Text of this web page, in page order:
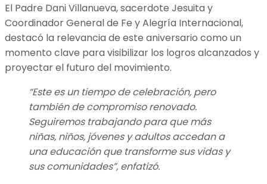
El Padre Dani Villanueva, sacerdote Jesuita y
Coordinador General de Fe y Alegría Internacional,
destacó la relevancia de este aniversario como un
momento clave para visibilizar los logros alcanzados y
proyectar el futuro del movimiento.
“Este es un tiempo de celebración, pero
también de compromiso renovado.
Seguiremos trabajando para que más
niñas, niños, jóvenes y adultos accedan a
una educación que transforme sus vidas y
sus comunidades”, enfatizó.